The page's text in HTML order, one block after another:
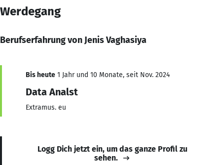
Werdegang
Berufserfahrung von Jenis Vaghasiya
Bis heute 1 Jahr und 10 Monate, seit Nov. 2024
Data Analst
Extramus. eu
Logg Dich jetzt ein, um das ganze Profil zu
sehen.